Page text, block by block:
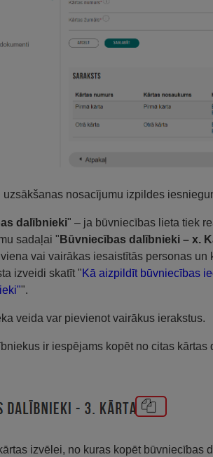
uzsākšanas nosacījumu izpildes
dalībnieki" – ja būvniecības lieta tiek
sadaļai " Būvniecības dalībnieki – x.
vai vairākas iesaistītās personas
izveidi skatīt " Kā aizpildīt būvniecības
".
veida var pievienot vairākus ierakstus.
ir iespējams kopēt no citas
izvēlei, no kuras kopēt būvniecības